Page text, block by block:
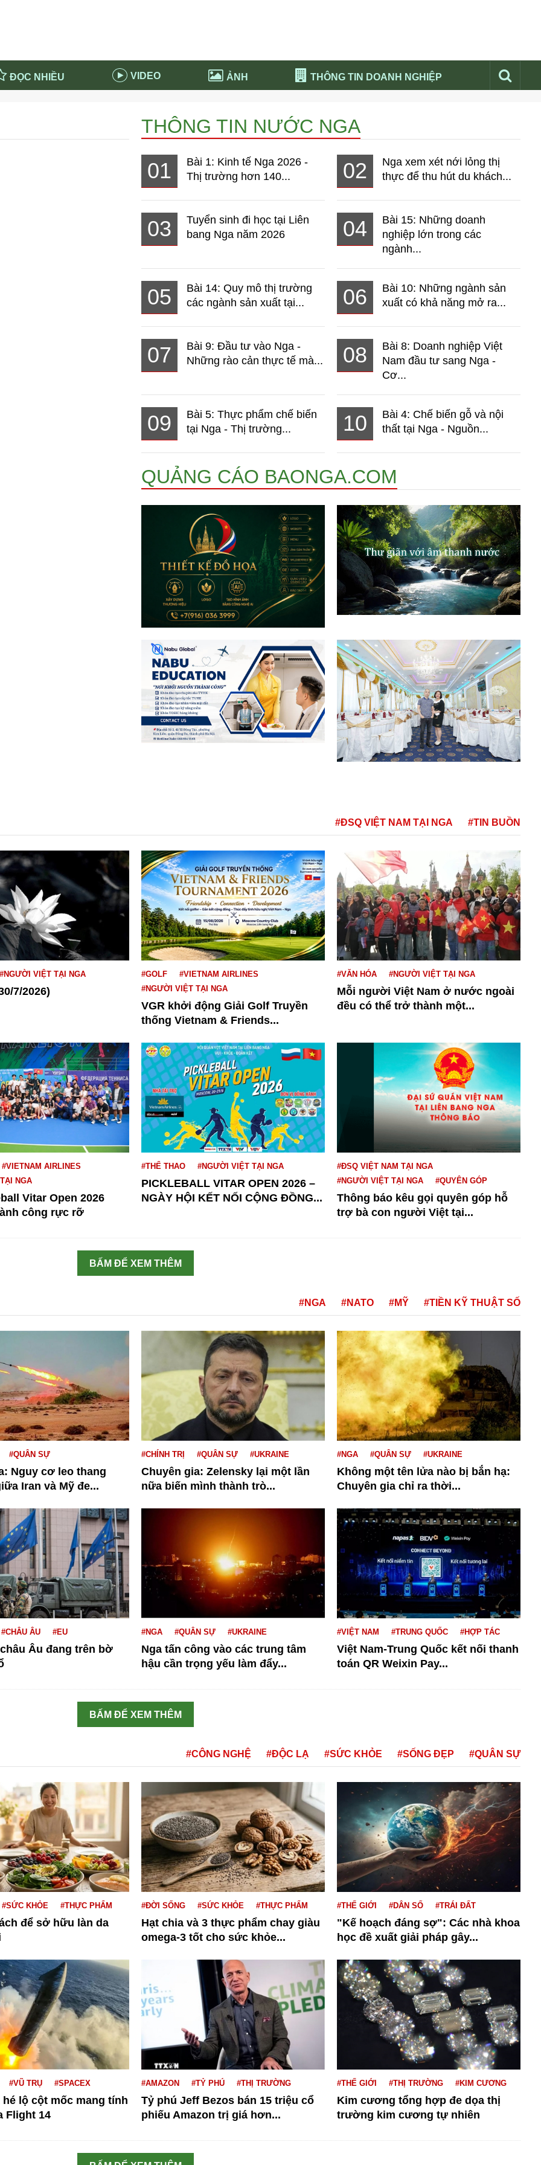
ĐỌC NHIỀU VIDEO ẢNH THÔNG TIN DOANH NGHIỆP
19 tại Nga Thời sự
Nổi bật báo nga
Tử vi hàng ngày
Phân tích thị trường Nga 2026
Phân tích chính trị
THÔNG TIN NƯỚC NGA
01
Bài 1: Kinh tế Nga 2026 -
Thị trường hơn 140...
02
Nga xem xét nới lỏng thị
thực để thu hút du khách...
03
Tuyển sinh đi học tại Liên
bang Nga năm 2026
04
Bài 15: Những doanh
nghiệp lớn trong các
ngành...
05
Bài 14: Quy mô thị trường
các ngành sản xuất tại...
06
Bài 10: Những ngành sản
xuất có khả năng mở ra...
07
Bài 9: Đầu tư vào Nga -
Những rào cản thực tế mà...
08
Bài 8: Doanh nghiệp Việt
Nam đầu tư sang Nga -
Cơ...
09
Bài 5: Thực phẩm chế biến
tại Nga - Thị trường...
10
Bài 4: Chế biến gỗ và nội
thất tại Nga - Nguồn...
QUẢNG CÁO BAONGA.COM
#ĐSQ VIỆT NAM TẠI NGA #TIN BUỒN
#NGƯỜI VIỆT TẠI NGA
7/2026)
#GOLF
#VIETNAM AIRLINES
#NGƯỜI VIỆT TẠI NGA
VGR khởi động Giải Golf Truyền
thống Vietnam & Friends...
#VĂN HÓA #NGƯỜI VIỆT TẠI NGA
Mỗi người Việt Nam ở nước ngoài
đều có thể trở thành một...
#VIETNAM AIRLINES
NGA
Vitar Open 2026
công rực rỡ
#THỂ THAO #NGƯỜI VIỆT TẠI NGA
PICKLEBALL VITAR OPEN 2026 –
NGÀY HỘI KẾT NỐI CỘNG ĐỒNG...
#ĐSQ VIỆT NAM TẠI NGA
#NGƯỜI VIỆT TẠI NGA
#QUYÊN GÓP
Thông báo kêu gọi quyên góp hỗ
trợ bà con người Việt tại...
BẤM ĐỂ XEM THÊM
#NGA #NATO #MỸ #TIỀN KỸ THUẬT SỐ
#QUÂN SỰ
Nguy cơ leo thang
Iran và Mỹ đe...
#CHÍNH TRỊ #QUÂN SỰ #UKRAINE
Chuyên gia: Zelensky lại một lần
nữa biến mình thành trò...
#NGA #QUÂN SỰ #UKRAINE
Không một tên lửa nào bị bắn hạ:
Chuyên gia chỉ ra thời...
#CHÂU ÂU #EU
Âu đang trên bờ
#NGA #QUÂN SỰ #UKRAINE
Nga tấn công vào các trung tâm
hậu cần trọng yếu làm đẩy...
#VIỆT NAM #TRUNG QUỐC #HỢP TÁC
Việt Nam-Trung Quốc kết nối thanh
toán QR Weixin Pay...
BẤM ĐỂ XEM THÊM
#CÔNG NGHỆ #ĐỘC LẠ #SỨC KHỎE #SỐNG ĐẸP #QUÂN SỰ
#SỨC KHỎE #THỰC PHẨM
để sở hữu làn da
#ĐỜI SỐNG #SỨC KHỎE #THỰC PHẨM
Hạt chia và 3 thực phẩm chay giàu
omega-3 tốt cho sức khỏe...
#THẾ GIỚI #DÂN SỐ #TRÁI ĐẤT
"Kế hoạch đáng sợ": Các nhà khoa
học đề xuất giải pháp gây...
#VŨ TRỤ #SPACEX
hé lộ cột mốc mang tính
Flight 14
#AMAZON #TỶ PHÚ #THỊ TRƯỜNG
Tỷ phú Jeff Bezos bán 15 triệu cổ
phiếu Amazon trị giá hơn...
#THẾ GIỚI #THỊ TRƯỜNG #KIM CƯƠNG
Kim cương tổng hợp đe dọa thị
trường kim cương tự nhiên